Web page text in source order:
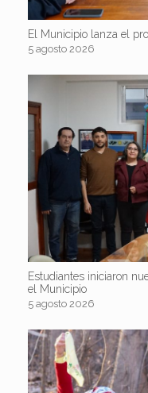
El Municipio lanza el
5 agosto 2026
Estudiantes iniciaron
el Municipio
5 agosto 2026